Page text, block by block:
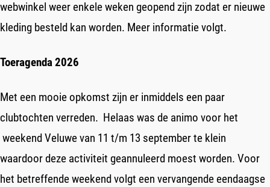
webwinkel weer enkele weken geopend zijn zodat er nieuwe
kleding besteld kan worden. Meer informatie volgt.
Toeragenda 2026
Met een mooie opkomst zijn er inmiddels een paar
clubtochten verreden. Helaas was de animo voor het
weekend Veluwe van 11 t/m 13 september te klein
waardoor deze activiteit geannuleerd moest worden. Voor
het betreffende weekend volgt een vervangende eendaagse